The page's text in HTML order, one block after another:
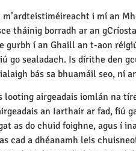
m’ardteistiméireacht i mí an
tháinig borradh ar an
gurbh í an Ghaill an t-aon
go sealadach. Is dírithe den
bás sa bhuamáil seo, ní
looting airgeadais iomlán na
an Iarthair ar fad, fiú
as do chuid foighne, agus í
cad a dhéanamh leis